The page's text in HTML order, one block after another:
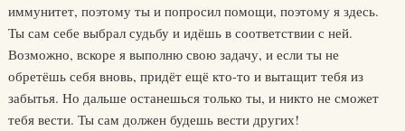
иммунитет, поэтому ты и попросил помощи, поэтому я здесь.
Ты сам себе выбрал судьбу и идёшь в соответствии с ней.
Возможно, вскоре я выполню свою задачу, и если ты не
обретёшь себя вновь, придёт ещё кто-то и вытащит тебя из
забытья. Но дальше останешься только ты, и никто не сможет
тебя вести. Ты сам должен будешь вести других!